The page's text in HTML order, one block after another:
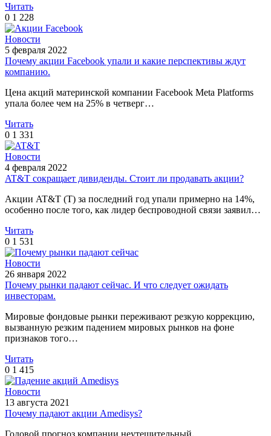
Читать
0 1 228
Новости
5 февраля 2022
Почему акции Facebook упали и какие перспективы ждут
компанию.
Цена акций материнской компании Facebook Meta Platforms
упала более чем на 25% в четверг…
Читать
0 1 331
Новости
4 февраля 2022
AT&T сокращает дивиденды. Стоит ли продавать акции?
Акции AT&T (T) за последний год упали примерно на 14%,
особенно после того, как лидер беспроводной связи заявил…
Читать
0 1 531
Новости
26 января 2022
Почему рынки падают сейчас. И что следует ожидать
инвесторам.
Мировые фондовые рынки переживают резкую коррекцию,
вызванную резким падением мировых рынков на фоне
признаков того…
Читать
0 1 415
Новости
13 августа 2021
Почему падают акции Amedisys?
Годовой прогноз компании неутешительный.